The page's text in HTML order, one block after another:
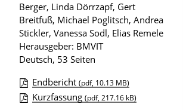
i
k
a
t
i
o
Berger, Linda Dörrzapf, Gert
Breitfuß, Michael Poglitsch, Andrea
Stickler, Vanessa Sodl, Elias Remele
Herausgeber: BMVIT
Deutsch, 53 Seiten
D
Endbericht (pdf, 10.13 MB)
Kurzfassung (pdf, 217.16 kB)